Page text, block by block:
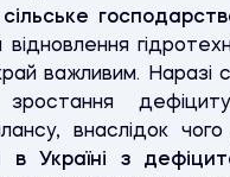
важливим. Наразі
дефіциту
внаслідок чого
в Україні з